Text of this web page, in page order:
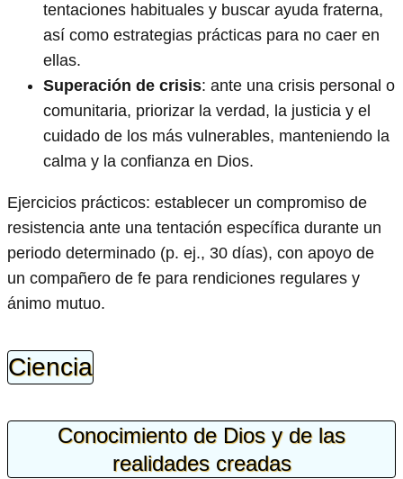
tentaciones habituales y buscar ayuda fraterna,
así como estrategias prácticas para no caer en
ellas.
Superación de crisis: ante una crisis personal o
comunitaria, priorizar la verdad, la justicia y el
cuidado de los más vulnerables, manteniendo la
calma y la confianza en Dios.
Ejercicios prácticos: establecer un compromiso de
resistencia ante una tentación específica durante un
periodo determinado (p. ej., 30 días), con apoyo de
un compañero de fe para rendiciones regulares y
ánimo mutuo.
Ciencia
Conocimiento de Dios y de las
realidades creadas